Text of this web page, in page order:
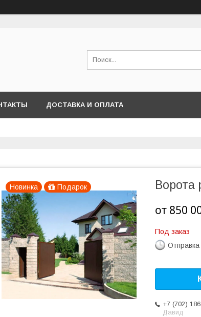
ДОСТАВКА И ОПЛАТА
Новинка Подарок Ворота
от 850
Под заказ
Отправка
+7 (702)
Давид